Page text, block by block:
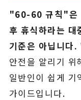
"60-60 규칙"은
후 휴식하라는
기준은 아닙니다.
안전을 알리기
일반인이 쉽게 기
가이드입니다.